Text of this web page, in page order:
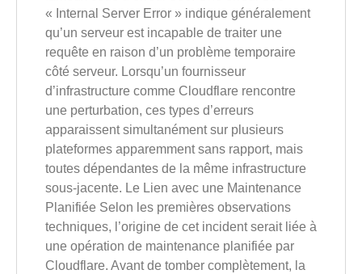
« Internal Server Error » indique généralement
qu’un serveur est incapable de traiter une
requête en raison d’un problème temporaire
côté serveur. Lorsqu’un fournisseur
d’infrastructure comme Cloudflare rencontre
une perturbation, ces types d’erreurs
apparaissent simultanément sur plusieurs
plateformes apparemment sans rapport, mais
toutes dépendantes de la même infrastructure
sous-jacente. Le Lien avec une Maintenance
Planifiée Selon les premières observations
techniques, l’origine de cet incident serait liée à
une opération de maintenance planifiée par
Cloudflare. Avant de tomber complètement, la